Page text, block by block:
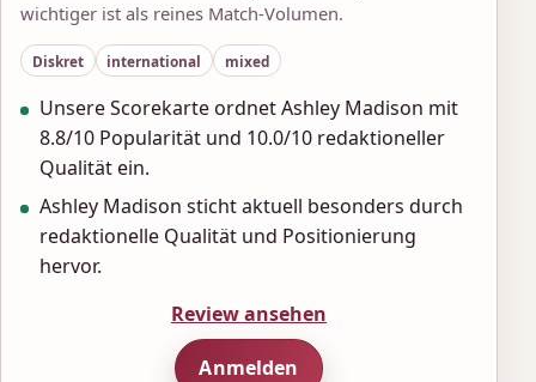
wichtiger ist als reines Match-Volumen.
Diskret international mixed
Unsere Scorekarte ordnet Ashley Madison mit
8.8/10 Popularität und 10.0/10 redaktioneller
Qualität ein.
Ashley Madison sticht aktuell besonders durch
redaktionelle Qualität und Positionierung
hervor.
Review ansehen
Anmelden